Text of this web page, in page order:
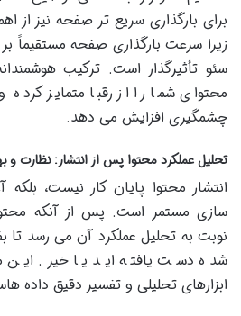
برای بارگذاری سریع تر صفحه نیز از
زیرا سرعت بارگذاری صفحه مستقیماً
سئو تأثیرگذار است. ترکیب
محتوای شما را از رقبا متمایز
چشمگیری افزایش می دهد.
تحلیل عملکرد محتوا پس از انتشار: نظارت و
انتشار محتوا پایان کار نیست، بلکه
سازی مستمر است. پس از آنکه
نوبت به تحلیل عملکرد آن می رسد تا
شده دست یافته اید یا خیر. این
ابزارهای تحلیلی و تفسیر دقیق داده